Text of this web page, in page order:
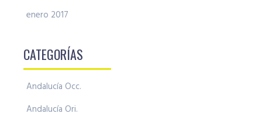
enero 2017
CATEGORÍAS
Andalucía Occ.
Andalucía Ori.